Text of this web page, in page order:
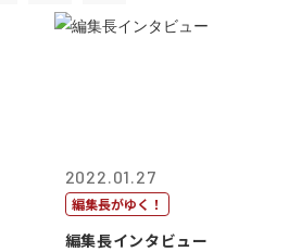
2022.01.27
編集長がゆく！
編集長インタビュー